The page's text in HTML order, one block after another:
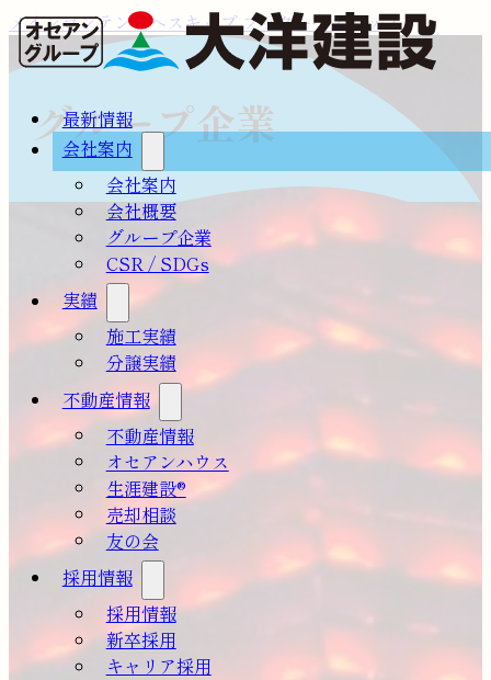
メインコンテンツへスキップフッターへスキップ
最新情報
会社案内
会社案内
会社概要
グループ企業
CSR / SDGs
実績
施工実績
分譲実績
不動産情報
不動産情報
オセアンハウス
生涯建設®
売却相談
友の会
採用情報
採用情報
新卒採用
キャリア採用
グループ企業